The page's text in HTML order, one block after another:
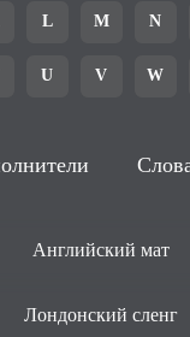
L M N
U V W
Английский мат
Лондонский сленг